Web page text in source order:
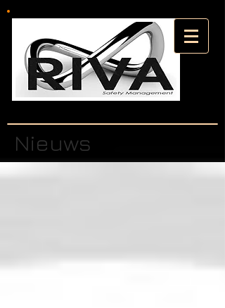
Nieuws